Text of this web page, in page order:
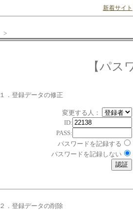
新着サイト
>
【パス
１．登録データの修正
変更する人：
ID:
PASS:
パスワードを記録する
パスワードを記録しない
２．登録データの削除